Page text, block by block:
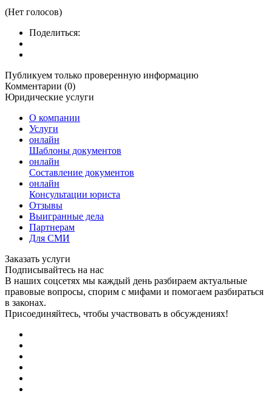
(Нет голосов)
Поделиться:
Публикуем только проверенную информацию
Комментарии (0)
Юридические услуги
О компании
Услуги
онлайн
Шаблоны документов
онлайн
Составление документов
онлайн
Консультации юриста
Отзывы
Выигранные дела
Партнерам
Для СМИ
Заказать услуги
Подписывайтесь на нас
В наших соцсетях мы каждый день разбираем актуальные
правовые вопросы, спорим с мифами и помогаем разбираться
в законах.
Присоединяйтесь, чтобы участвовать в обсуждениях!